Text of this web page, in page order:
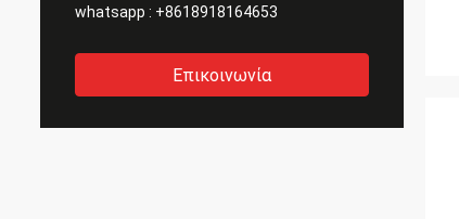
whatsapp : +8618918164653
Επικοινωνία